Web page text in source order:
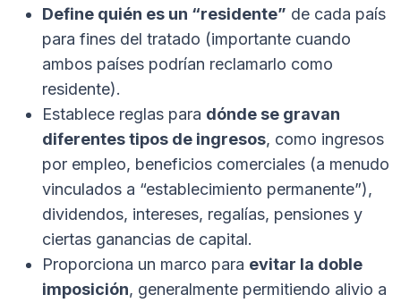
Define quién es un “residente” de cada país
para fines del tratado (importante cuando
ambos países podrían reclamarlo como
residente).
Establece reglas para dónde se gravan
diferentes tipos de ingresos, como ingresos
por empleo, beneficios comerciales (a menudo
vinculados a “establecimiento permanente”),
dividendos, intereses, regalías, pensiones y
ciertas ganancias de capital.
Proporciona un marco para evitar la doble
imposición, generalmente permitiendo alivio a